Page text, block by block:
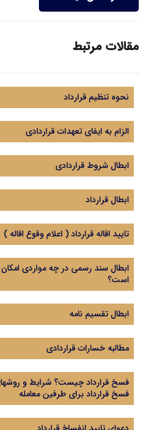
مقالات مرتبط
نحوه تنظیم قرارداد
الزام به ایفای تعهدات قراردادی
ابطال شروط قراردادی
ابطال قرارداد
تایید اقاله قرارداد ( اعلام وقوع اقاله )
ابطال سند رسمی در چه مواردی امکان
است؟
ابطال تقسیم نامه
مطالبه خسارات قراردادی
فسخ قرارداد چیست؟ شرایط و
فسخ قرارداد برای طرفین معامله